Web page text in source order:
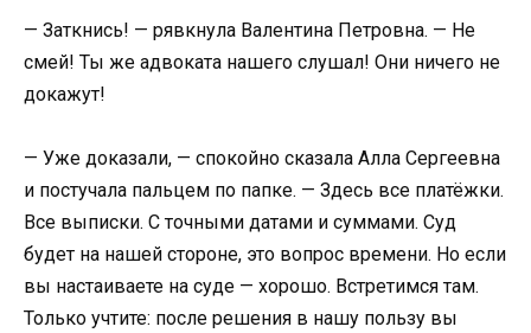
— Заткнись! — рявкнула Валентина Петровна. — Не
смей! Ты же адвоката нашего слушал! Они ничего не
докажут!
— Уже доказали, — спокойно сказала Алла Сергеевна
и постучала пальцем по папке. — Здесь все платёжки.
Все выписки. С точными датами и суммами. Суд
будет на нашей стороне, это вопрос времени. Но если
вы настаиваете на суде — хорошо. Встретимся там.
Только учтите: после решения в нашу пользу вы